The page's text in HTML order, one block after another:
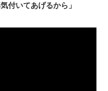
付いてあげるから」